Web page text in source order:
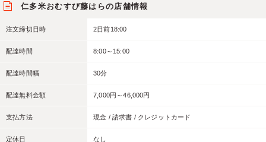
仁多米おむすび藤はらの店舗情報
注文締切日時 2日前18:00
配達時間 8:00～15:00
配達時間幅 30分
配達無料金額 7,000円～46,000円
支払方法 現金 / 請求書 / クレジットカード
定休日 なし